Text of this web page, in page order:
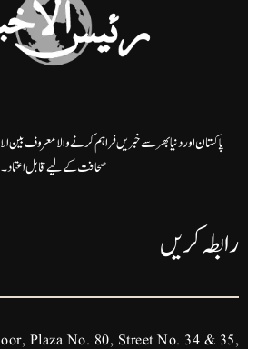
پاکستان اور دنیا بھر سے خبریں فراہم کرنے والا معروف بین
صحافت کے لیے قابل اعتماد۔
رابطہ کریں
Plaza No. 80, Street No. 34 & 35,